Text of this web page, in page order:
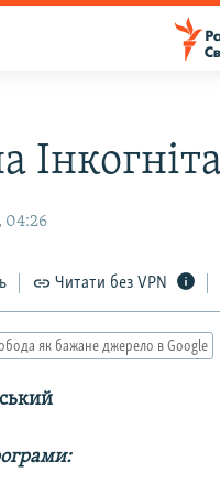
04:26
Читати без VPN
як бажане джерело в Google